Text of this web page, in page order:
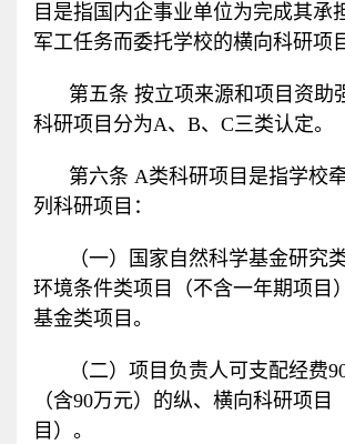
目是指国内企事业单位为完成其承
军工任务而委托学校的横向科研项
第五条 按立项来源和项目资助
科研项目分为A、 B、 C三类认定。
第六条 A类科研项目是指学校
列科研项目：
（一）国家自然科学基金研究
环境条件类项目（不含一年期项目
基金类项目。
（二）项目负责人可支配经费
（含90万元）的纵、横向科研项目
目）。